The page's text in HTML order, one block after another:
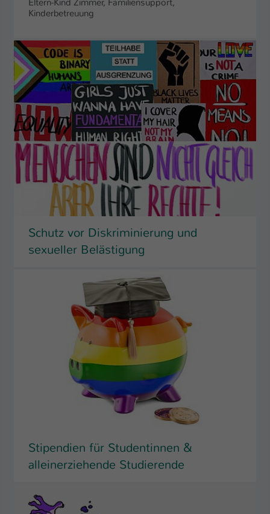
Eltern-Kind Zimmer, Familiensupport,
Kinderbetreuung
Schutz vor Diskriminierung und
sexueller Belästigung
Stipendien für Studentinnen &
alleinerziehende Studierende